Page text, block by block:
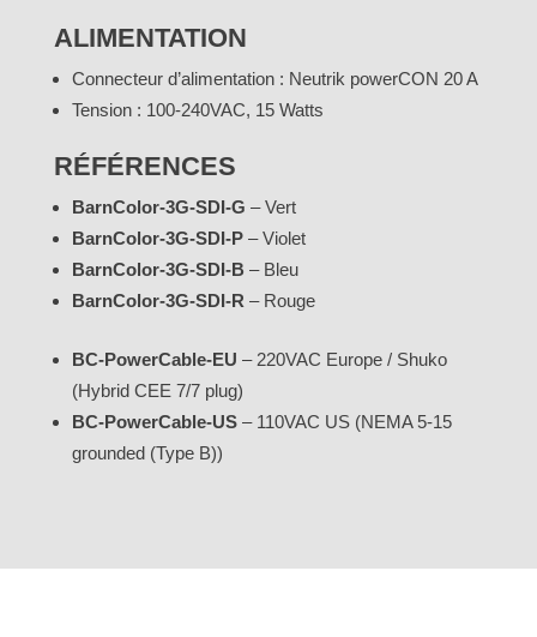
ALIMENTATION
Connecteur d’alimentation : Neutrik powerCON 20 A
Tension : 100-240VAC, 15 Watts
RÉFÉRENCES
BarnColor-3G-SDI-G – Vert
BarnColor-3G-SDI-P– Violet
BarnColor-3G-SDI-B – Bleu
BarnColor-3G-SDI-R– Rouge
BC-PowerCable-EU – 220VAC Europe / Shuko
(Hybrid CEE 7/7 plug)
BC-PowerCable-US– 110VAC US (NEMA 5-15
grounded (Type B))